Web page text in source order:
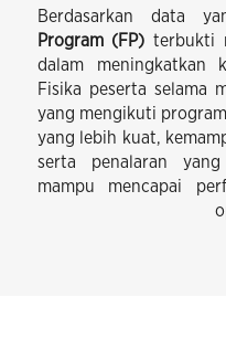
Berdasarkan data
Program (FP) terbukti
dalam meningkatkan
Fisika peserta selama
yang mengikuti
yang lebih kuat,
serta penalaran
mampu mencapai